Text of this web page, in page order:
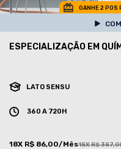
GANHE 2 POS
ESPECIALIZAÇÃO EM
LATO SENSU
360 A 720H
18X R$ 86,00/Mês18X R$